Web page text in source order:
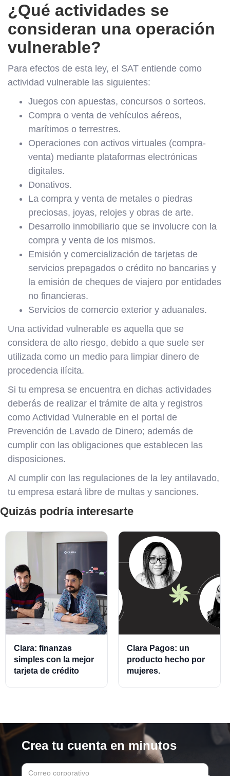
¿Qué actividades se
consideran una operación
vulnerable?
Para efectos de esta ley, el SAT entiende como
actividad vulnerable las siguientes:
Juegos con apuestas, concursos o sorteos.
Compra o venta de vehículos aéreos,
marítimos o terrestres.
Operaciones con activos virtuales (compra-
venta) mediante plataformas electrónicas
digitales.
Donativos.
La compra y venta de metales o piedras
preciosas, joyas, relojes y obras de arte.
Desarrollo inmobiliario que se involucre con la
compra y venta de los mismos.
Emisión y comercialización de tarjetas de
servicios prepagados o crédito no bancarias y
la emisión de cheques de viajero por entidades
no financieras.
Servicios de comercio exterior y aduanales.
Una actividad vulnerable es aquella que se
considera de alto riesgo, debido a que suele ser
utilizada como un medio para limpiar dinero de
procedencia ilícita.
Si tu empresa se encuentra en dichas actividades
deberás de realizar el trámite de alta y registros
como Actividad Vulnerable en el portal de
Prevención de Lavado de Dinero; además de
cumplir con las obligaciones que establecen las
disposiciones.
Al cumplir con las regulaciones de la ley antilavado,
tu empresa estará libre de multas y sanciones.
Quizás podría interesarte
Clara: finanzas
simples con la mejor
tarjeta de crédito
Clara Pagos: un
producto hecho por
mujeres.
Crea tu cuenta en minutos